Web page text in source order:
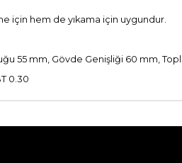
için hem de yıkama için uygundur.
55 mm, Gövde Genişliği 60 mm,
0.30